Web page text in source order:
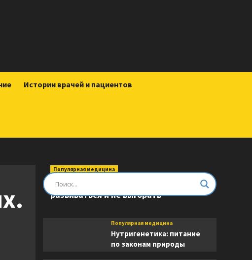
Истории врачей и пациентов
Популярная медицина
Быть врачом. Как помогать,
развиваться и не выгорать
Популярная медицина
Нутригенетика: питание
по законам природы